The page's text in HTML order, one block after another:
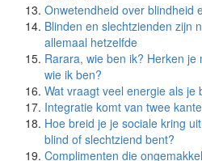
Onwetendheid over blindheid
Blinden en slechtzienden zijn
allemaal hetzelfde
Rarara, wie ben ik? Herken
wie ik ben?
Wat vraagt veel energie als je
Integratie komt van twee
Hoe breid je je sociale kring
blind of slechtziend bent?
Complimenten die